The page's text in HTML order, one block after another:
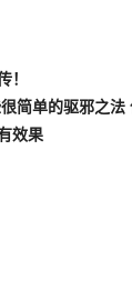
简单的驱邪之法
效果